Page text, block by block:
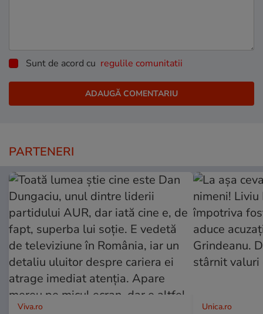
Sunt de acord cu regulile comunitatii
PARTENERI
Viva.ro Unica.ro